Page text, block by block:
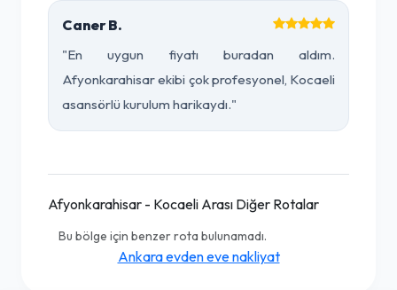
Caner B.
"En uygun fiyatı buradan aldım.
Afyonkarahisar ekibi çok profesyonel, Kocaeli
asansörlü kurulum harikaydı."
Afyonkarahisar - Kocaeli Arası Diğer Rotalar
Bu bölge için benzer rota bulunamadı.
Ankara evden eve nakliyat